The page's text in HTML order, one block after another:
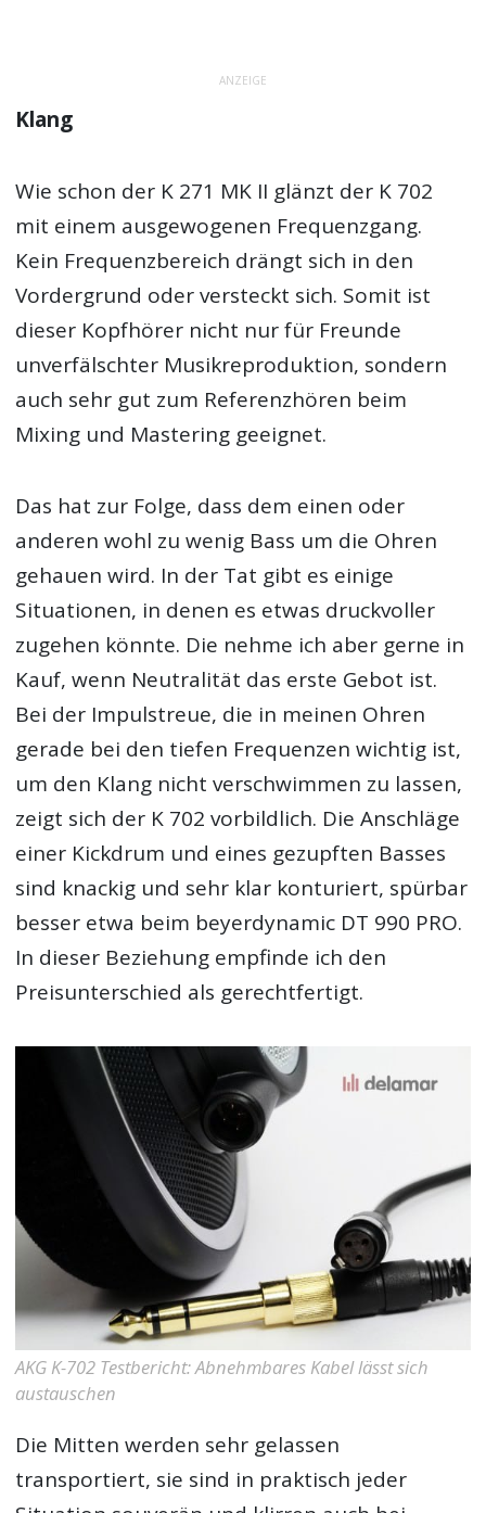
ANZEIGE
Klang
Wie schon der K 271 MK II glänzt der K 702
mit einem ausgewogenen Frequenzgang.
Kein Frequenzbereich drängt sich in den
Vordergrund oder versteckt sich. Somit ist
dieser Kopfhörer nicht nur für Freunde
unverfälschter Musikreproduktion, sondern
auch sehr gut zum Referenzhören beim
Mixing und Mastering geeignet.
Das hat zur Folge, dass dem einen oder
anderen wohl zu wenig Bass um die Ohren
gehauen wird. In der Tat gibt es einige
Situationen, in denen es etwas druckvoller
zugehen könnte. Die nehme ich aber gerne in
Kauf, wenn Neutralität das erste Gebot ist.
Bei der Impulstreue, die in meinen Ohren
gerade bei den tiefen Frequenzen wichtig ist,
um den Klang nicht verschwimmen zu lassen,
zeigt sich der K 702 vorbildlich. Die Anschläge
einer Kickdrum und eines gezupften Basses
sind knackig und sehr klar konturiert, spürbar
besser etwa beim beyerdynamic DT 990 PRO.
In dieser Beziehung empfinde ich den
Preisunterschied als gerechtfertigt.
AKG K-702 Testbericht: Abnehmbares Kabel lässt sich
austauschen
Die Mitten werden sehr gelassen
transportiert, sie sind in praktisch jeder